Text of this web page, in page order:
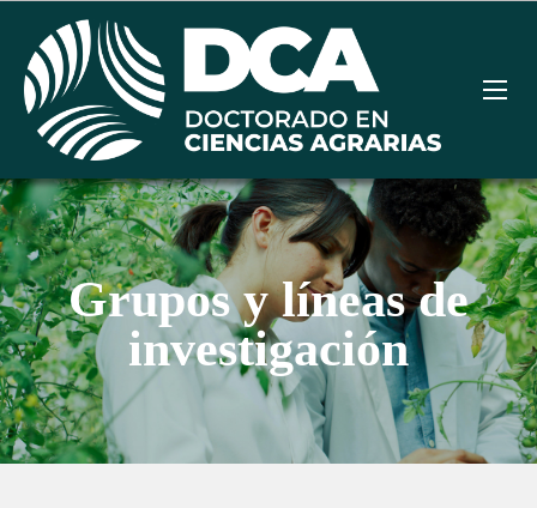
Grupos y líneas de
investigación